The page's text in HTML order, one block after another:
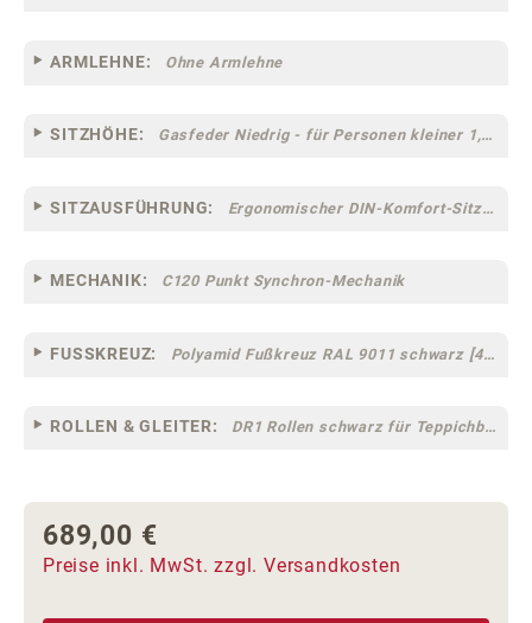
ARMLEHNE: Ohne Armlehne
SITZHÖHE: Gasfeder Niedrig - für Personen kleiner 1,60 m
SITZAUSFÜHRUNG: Ergonomischer DIN-Komfort-Sitz [75]
MECHANIK: C120 Punkt Synchron-Mechanik
FUSSKREUZ: Polyamid Fußkreuz RAL 9011 schwarz [44]
ROLLEN & GLEITER: DR1 Rollen schwarz für Teppichböden [10]
Regulärer Preis:
689,00 €
Preise inkl. MwSt. zzgl. Versandkosten